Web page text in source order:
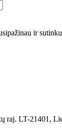
ir
raj. LT-21401,